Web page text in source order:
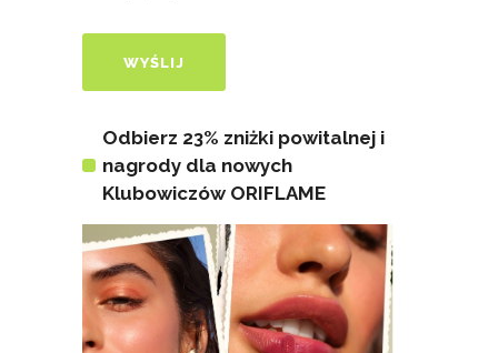
Odbierz 23% zniżki powitalnej i
nagrody dla nowych
Klubowiczów ORIFLAME